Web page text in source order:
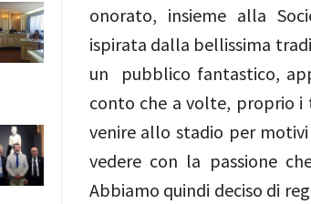
onorato, insieme alla
ispirata dalla bellissima
un pubblico fantastico,
conto che a volte, proprio i
venire allo stadio per
vedere con la passione
Abbiamo quindi deciso di